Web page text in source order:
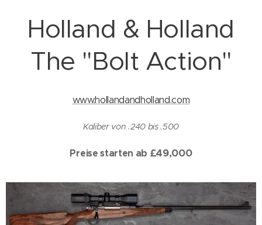
Holland & Holland
The "Bolt Action"
www.hollandandholland.com
Kaliber von .240 bis .500
Preise starten ab £49,000